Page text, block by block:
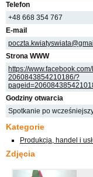
Telefon
+48 668 354 767
E-mail
Strona WWW
https://
2060843854210186/?
Godziny otwarcia
Spotkanie po
Kategorie
Produkcja, handel i
Zdjęcia